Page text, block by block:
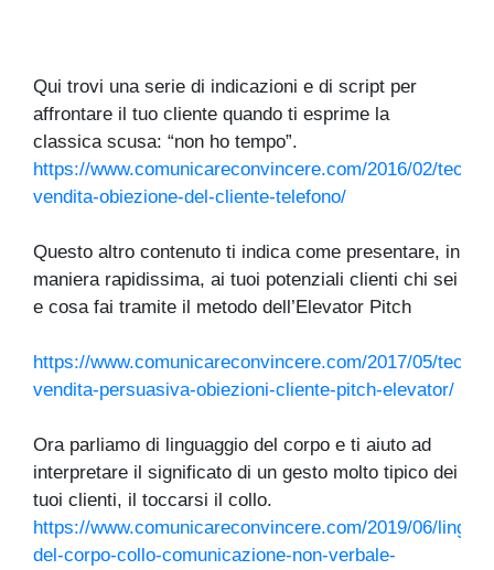
Qui trovi una serie di indicazioni e di script per
affrontare il tuo cliente quando ti esprime la
classica scusa: “non ho tempo”.
https://www.comunicareconvincere.com/2016/02/
vendita-obiezione-del-cliente-telefono/
Questo altro contenuto ti indica come presentare, in
maniera rapidissima, ai tuoi potenziali clienti chi sei
e cosa fai tramite il metodo dell’Elevator Pitch
https://www.comunicareconvincere.com/2017/05/
vendita-persuasiva-obiezioni-cliente-pitch-elevator/
Ora parliamo di linguaggio del corpo e ti aiuto ad
interpretare il significato di un gesto molto tipico dei
tuoi clienti, il toccarsi il collo.
https://www.comunicareconvincere.com/2019/06/
del-corpo-collo-comunicazione-non-verbale-